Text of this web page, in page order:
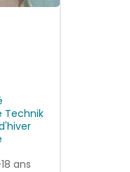
Technik
ans